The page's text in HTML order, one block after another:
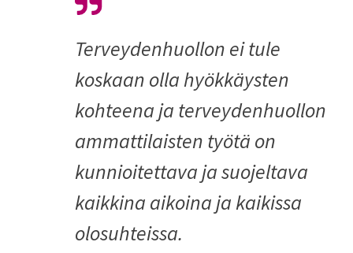
Terveydenhuollon ei tule
koskaan olla hyökkäysten
kohteena ja terveydenhuollon
ammattilaisten työtä on
kunnioitettava ja suojeltava
kaikkina aikoina ja kaikissa
olosuhteissa.